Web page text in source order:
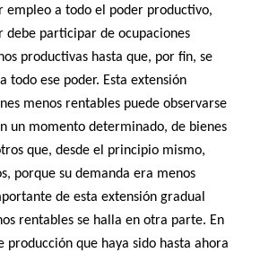
empleo a todo el poder productivo,
debe participar de ocupaciones
productivas hasta que, por fin, se
todo ese poder. Esta extensión
menos rentables puede observarse
un momento determinado, de bienes
que, desde el principio mismo,
porque su demanda era menos
de esta extensión gradual
rentables se halla en otra parte. En
producción que haya sido hasta ahora